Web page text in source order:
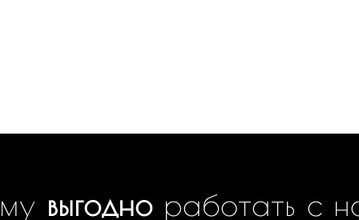
выгодноработать с